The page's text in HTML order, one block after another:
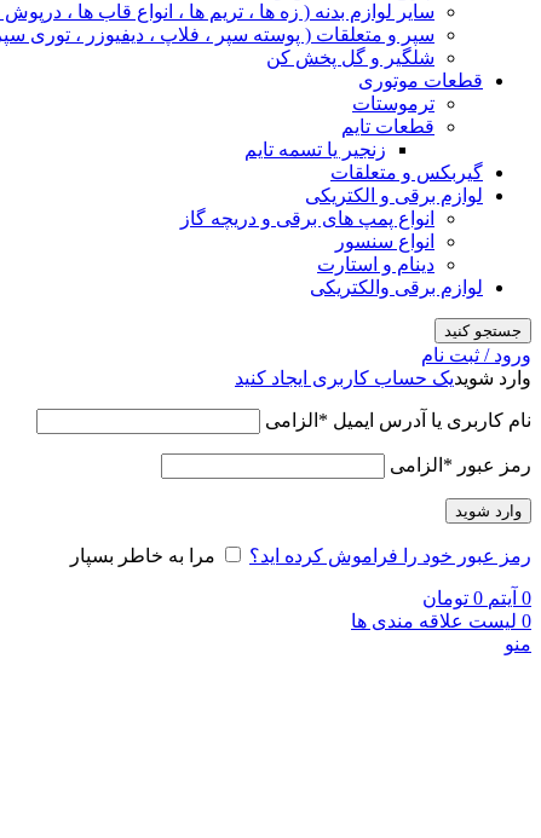
سایر لوازم بدنه ( زه ها ، تریم ها ، انواع قاب ها ،
سپر و متعلقات ( پوسته سپر ، فلاپ ، دیفیوزر ، توری
شلگیر و گل‌ پخش‌ کن
قطعات موتوری
ترموستات
قطعات تایم
زنجیر یا تسمه تایم
گیربکس و متعلقات
لوازم برقی و الکتریکی
انواع پمپ های برقی و دریچه گاز
انواع سنسور
دینام و استارت
لوازم برقی والکتریکی
جستجو کنید
ورود / ثبت نام
وارد شویدیک حساب کاربری ایجاد کنید
نام کاربری یا آدرس ایمیل * الزامی
رمز عبور * الزامی
وارد شوید
رمز عبور خود را فراموش کرده اید؟ مرا به خاطر بسپار
0 آیتم 0 تومان
0 لیست علاقه مندی ها
منو